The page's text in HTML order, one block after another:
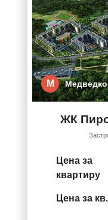
М
ЖК
Цена за
квартиру
Цена за